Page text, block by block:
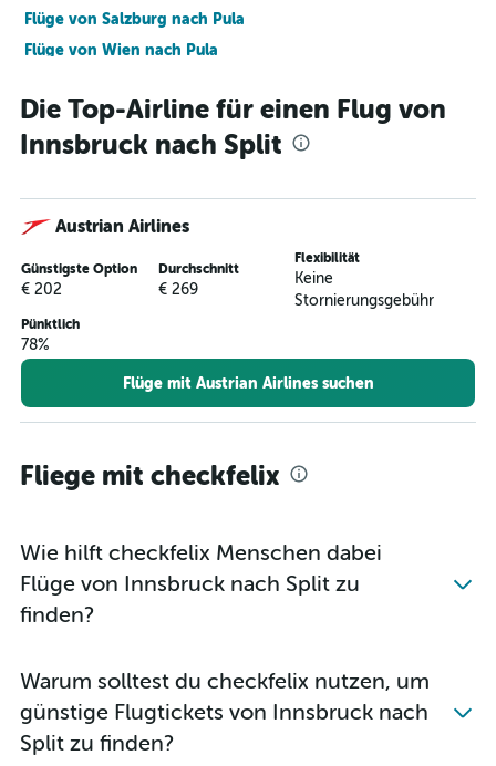
Flüge von Salzburg nach Pula
Flüge von Wien nach Pula
Flüge von Wien nach Rijeka
Flüge von Salzburg nach Zadar
Flüge von Linz nach Split
Flüge von Salzburg nach Dubrovnik
Flüge von Graz nach Dubrovnik
Flüge von Salzburg nach Zagreb
Flüge von Graz nach Zadar
Flüge von Linz nach Zadar
Flüge von Linz nach Dubrovnik
Flüge von Wien nach Osijek
Flüge von Innsbruck nach Dubrovnik
Flüge von Graz nach Zagreb
Flüge von Innsbruck nach Zadar
Flüge von Linz nach Zagreb
Flüge von Klagenfurt nach Split
Flüge von Innsbruck nach Zagreb
Flüge von Innsbruck nach Rijeka
Die Top-Airline für einen Flug von
Innsbruck nach Split
Austrian Airlines
Günstigste Option
€ 202
Durchschnitt
€ 269
Flexibilität
Keine
Stornierungsgebühr
Pünktlich
78%
Flüge mit Austrian Airlines suchen
Fliege mit checkfelix
Wie hilft checkfelix Menschen dabei
Flüge von Innsbruck nach Split zu
finden?
Warum solltest du checkfelix nutzen, um
günstige Flugtickets von Innsbruck nach
Split zu finden?